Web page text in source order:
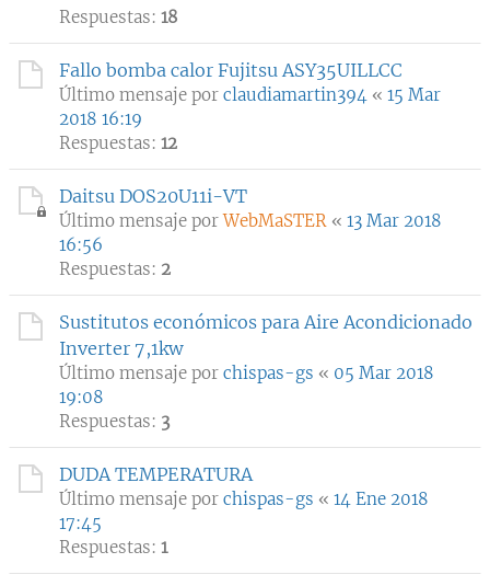
Respuestas: 18
Fallo bomba calor Fujitsu ASY35UILLCC
Último mensaje por claudiamartin394 « 15 Mar
2018 16:19
Respuestas: 12
Daitsu DOS20U11i-VT
Último mensaje porWebMaSTER « 13 Mar 2018
16:56
Respuestas: 2
Sustitutos económicos para Aire Acondicionado
Inverter 7,1kw
Último mensaje por chispas-gs « 05 Mar 2018
19:08
Respuestas: 3
DUDA TEMPERATURA
Último mensaje por chispas-gs « 14 Ene 2018
17:45
Respuestas: 1